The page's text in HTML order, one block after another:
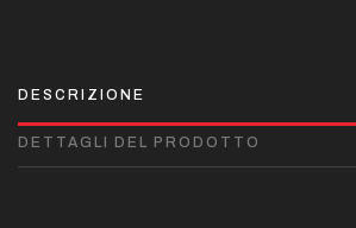
DESCRIZIONE
DETTAGLI DEL PRODOTTO